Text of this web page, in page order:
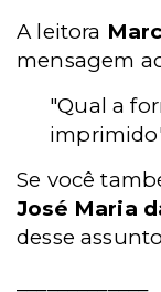
A leitora
mensagem
"Qual a
Se você
José Maria
desse